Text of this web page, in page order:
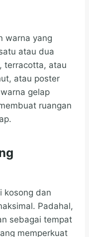
warna yang
atau dua
terracotta, atau
atau poster
gelap
ruangan
kosong dan
Padahal,
sebagai tempat
memperkuat